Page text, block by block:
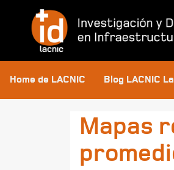
Home de LACNIC Blog LACNIC
Mapas